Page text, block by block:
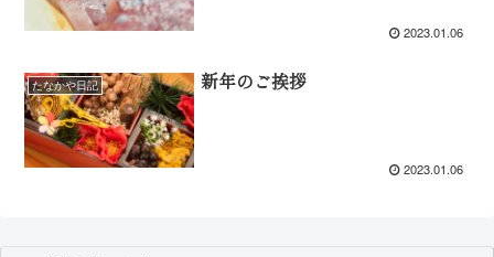
2023.01.06
たなかや日記 新年のご挨拶
2023.01.06